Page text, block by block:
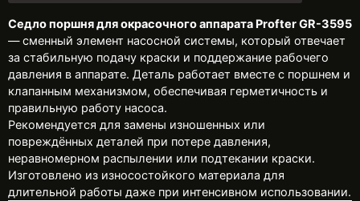
Седло поршня для окрасочного аппарата Profter GR-3595
— сменный элемент насосной системы, который отвечает
за стабильную подачу краски и поддержание рабочего
давления в аппарате. Деталь работает вместе с поршнем и
клапанным механизмом, обеспечивая герметичность и
правильную работу насоса.
Рекомендуется для замены изношенных или
повреждённых деталей при потере давления,
неравномерном распылении или подтекании краски.
Изготовлено из износостойкого материала для
длительной работы даже при интенсивном использовании.